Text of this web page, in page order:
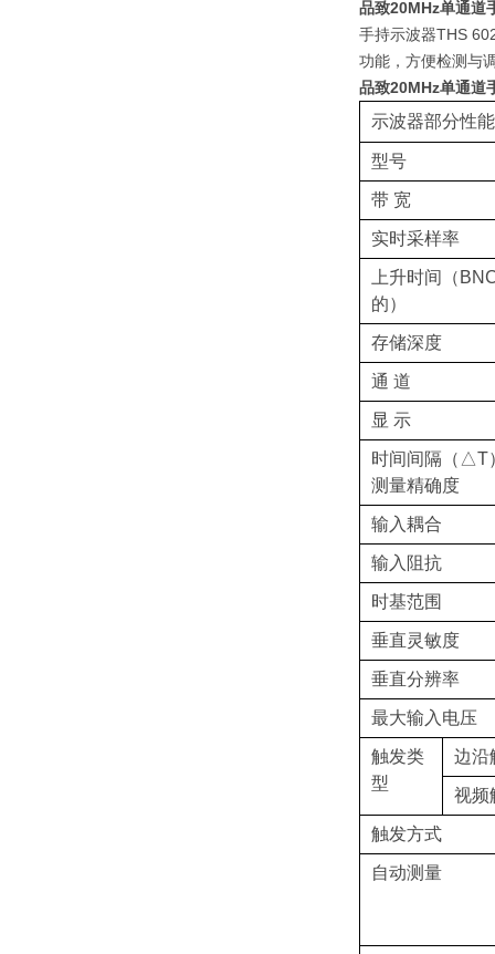
品致20MHz单通道
手持示波器THS
功能，方便检测与
品致20MHz单通道
示波器部分性
型号
带 宽
实时采样率
上升时间
（
的）
存储深度
通 道
显 示
时间间隔（△T
测量精确度
输入耦合
输入阻抗
时基范围
垂直灵敏度
垂直分辨率
最大输入电压
触发类
型
边沿
视频
触发方式
自动测量